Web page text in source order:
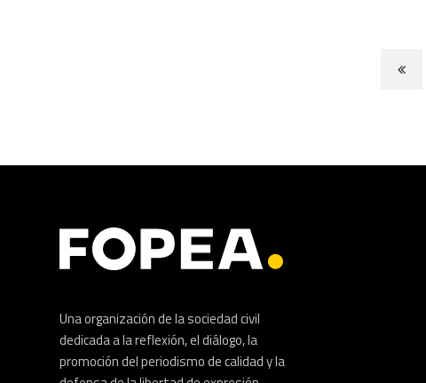
Una organización de la sociedad civil
dedicada a la reflexión, el diálogo, la
promoción del periodismo de calidad y la